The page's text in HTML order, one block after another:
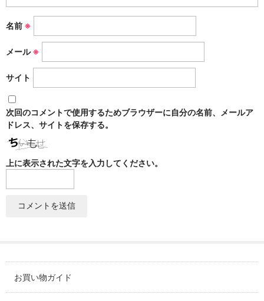
FUGA
いちごシリーズ
STRAWBERRY
錆ネズシリーズ
花びらシリーズ
染錦葡萄シリーズ
蔦小花シリーズ
MAGNIFIER
カテゴリ別
名前 ※
メール※
サイト
次回のコメントで使用するためブラウザーに自分の名前、メールア
ドレス、サイトを保存する。
上に表示された文字を入力してください。
お買い物ガイド